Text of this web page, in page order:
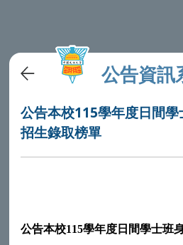
公告資訊
公告本校115學年度日間
招生錄取榜單
公告本校115學年度日間學士班